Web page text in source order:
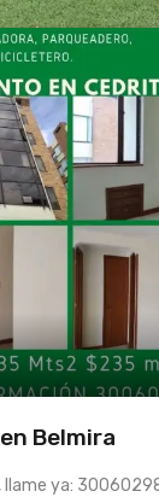
Belmira
llame ya: